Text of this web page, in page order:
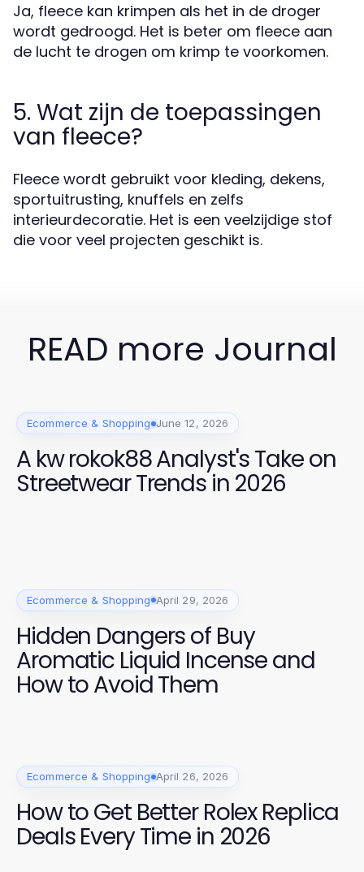
Ja, fleece kan krimpen als het in de droger
wordt gedroogd. Het is beter om fleece aan
de lucht te drogen om krimp te voorkomen.
5. Wat zijn de toepassingen
van fleece?
Fleece wordt gebruikt voor kleding, dekens,
sportuitrusting, knuffels en zelfs
interieurdecoratie. Het is een veelzijdige stof
die voor veel projecten geschikt is.
READ more Journal
Ecommerce & Shopping June 12, 2026
A kw rokok88 Analyst's Take on
Streetwear Trends in 2026
Ecommerce & Shopping April 29, 2026
Hidden Dangers of Buy
Aromatic Liquid Incense and
How to Avoid Them
Ecommerce & Shopping April 26, 2026
How to Get Better Rolex Replica
Deals Every Time in 2026